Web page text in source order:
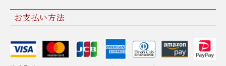
お支払い方法